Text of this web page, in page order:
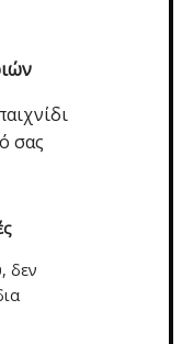
σας
δεν